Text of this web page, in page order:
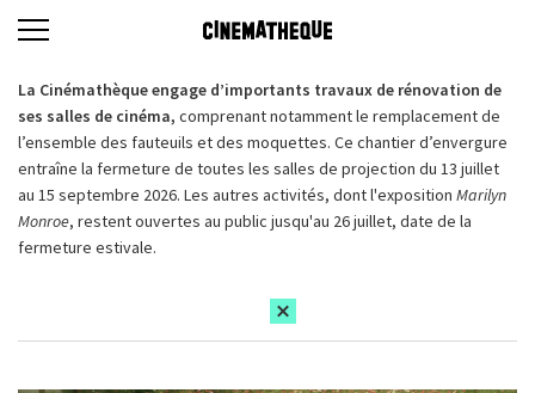
La Cinémathèque engage d’importants travaux de rénovation de
ses salles de cinéma, comprenant notamment le remplacement de
l’ensemble des fauteuils et des moquettes. Ce chantier d’envergure
entraîne la fermeture de toutes les salles de projection du 13 juillet
au 15 septembre 2026. Les autres activités, dont l'exposition Marilyn
Monroe, restent ouvertes au public jusqu'au 26 juillet, date de la
fermeture estivale.